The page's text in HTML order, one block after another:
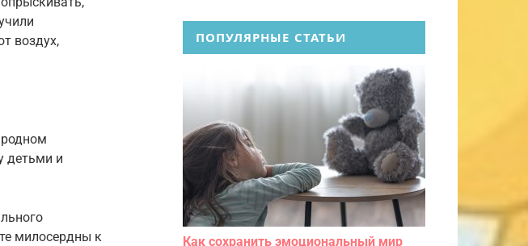
воздух,
детьми и
милосердны к
ПОПУЛЯРНЫЕ СТАТЬИ
Как сохранить эмоциональный мир